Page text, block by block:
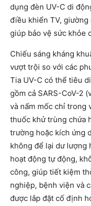
dụng đèn UV-C di
điều khiển TV, giường
giúp bảo vệ sức khỏe
Chiếu sáng kháng
vượt trội so với các
Tia UV-C có thể tiêu
gồm cả SARS-CoV-2
và nấm mốc chỉ trong
thuốc khử trùng chứa
trường hoặc kích ứng
không để lại dư lượng
hoạt động tự động,
công, giúp tiết kiệm
nghiệp, bệnh viện và
được lắp đặt cố định